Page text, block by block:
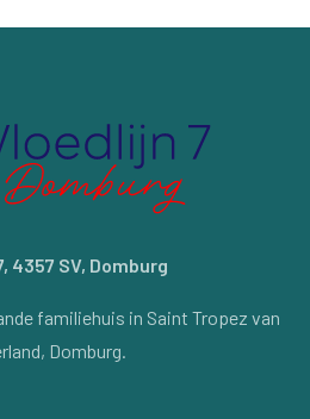
4357 SV, Domburg
familiehuis in Saint Tropez van
Domburg.